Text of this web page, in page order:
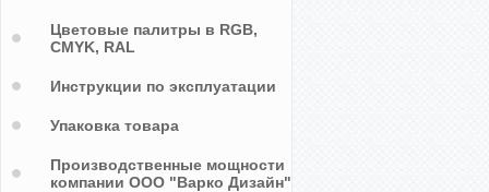
Цветовые палитры в RGB,
CMYK, RAL
Инструкции по эксплуатации
Упаковка товара
Производственные мощности
компании ООО "Варко Дизайн"